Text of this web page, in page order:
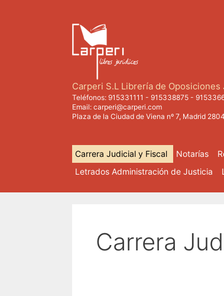
Carperi S.L Librería de Oposiciones
Teléfonos: 915331111 - 915338875 -
Email: carperi@carperi.com
Plaza de la Ciudad de Viena nº 7, Madrid
Carrera Judicial y Fiscal Notarías
Letrados Administración de Justicia
Carrera